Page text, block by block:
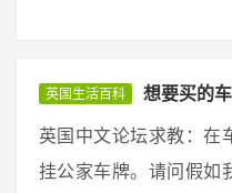
英国生活百科 想要买的
英国中文论坛求教：在
挂公家车牌。请问假如